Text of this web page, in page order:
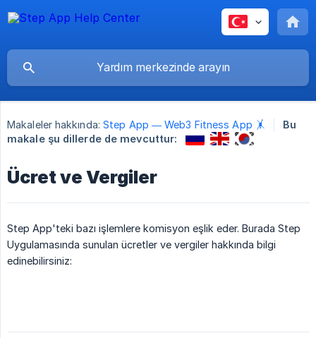
Makaleler hakkında: Step App — Web3 Fitness App 🤸
Bu
makale şu dillerde de mevcuttur:
Ücret ve Vergiler
Step App'teki bazı işlemlere komisyon eşlik eder. Burada Step
Uygulamasında sunulan ücretler ve vergiler hakkında bilgi
edinebilirsiniz: